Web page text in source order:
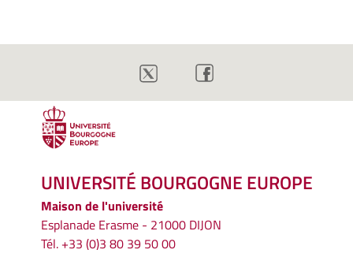
UNIVERSITÉ BOURGOGNE EUROPE
Maison de l'université
Esplanade Erasme - 21000 DIJON
Tél. +33 (0)3 80 39 50 00